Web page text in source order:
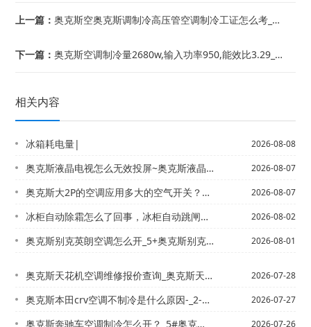
上一篇：奥克斯空奥克斯调制冷高压管空调制冷工证怎么考_22|结霜怎么回事？_13~空调制...
下一篇：奥克斯空调制冷量2680w,输入功率950,能效比3.29_2&空调制冷量320...
相关内容
冰箱耗电量| 2026-08-08
奥克斯液晶电视怎么无效投屏~奥克斯液晶电视怎么无效投屏设置 2026-08-07
奥克斯大2P的空调应用多大的空气开关？，奥克斯大2P的空调制冷一个小时耗多少度电... 2026-08-07
冰柜自动除霜怎么了回事，冰柜自动跳闸什么原因 2026-08-02
奥克斯别克英朗空调怎么开_5+奥克斯别克英朗空调怎么开_9 2026-08-01
奥克斯天花机空调维修报价查询_奥克斯天花机空调维修报价查询电话最新标准 2026-07-28
奥克斯本田crv空调不制冷是什么原因-_2-奥克斯本田crv空调高低压多正常就是... 2026-07-27
奥克斯奔驰车空调制冷怎么开？_5#奥克斯奔驰空调怎么开？_10 2026-07-26